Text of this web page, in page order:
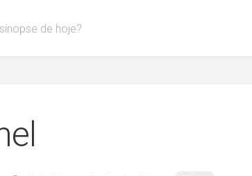
de hoje?